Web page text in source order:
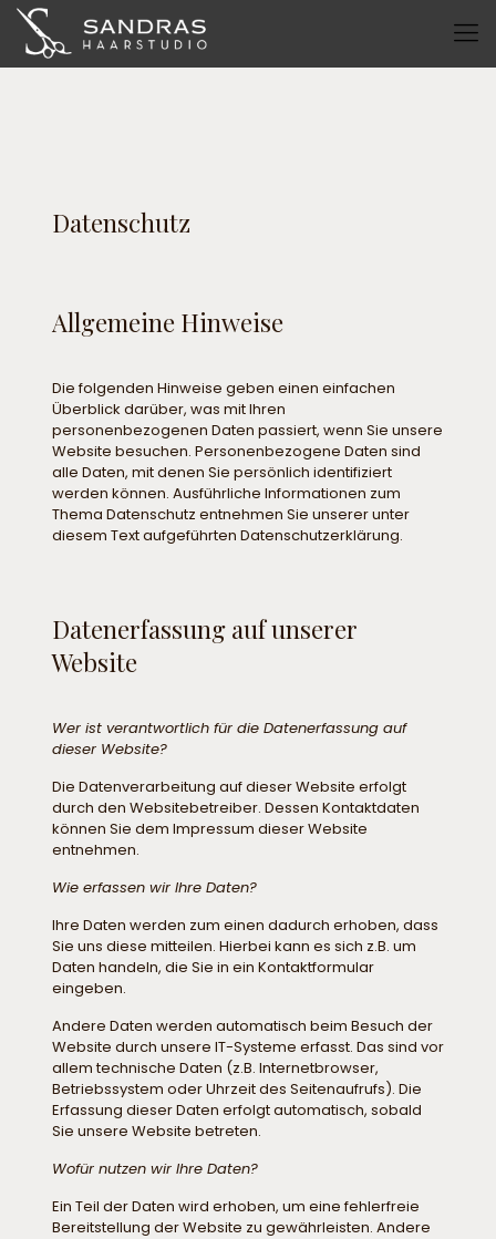
Datenschutz
Allgemeine Hinweise
Die folgenden Hinweise geben einen einfachen
Überblick darüber, was mit Ihren
personenbezogenen Daten passiert, wenn Sie unsere
Website besuchen. Personenbezogene Daten sind
alle Daten, mit denen Sie persönlich identifiziert
werden können. Ausführliche Informationen zum
Thema Datenschutz entnehmen Sie unserer unter
diesem Text aufgeführten Datenschutzerklärung.
Datenerfassung auf unserer
Website
Wer ist verantwortlich für die Datenerfassung auf
dieser Website?
Die Datenverarbeitung auf dieser Website erfolgt
durch den Websitebetreiber. Dessen Kontaktdaten
können Sie dem Impressum dieser Website
entnehmen.
Wie erfassen wir Ihre Daten?
Ihre Daten werden zum einen dadurch erhoben, dass
Sie uns diese mitteilen. Hierbei kann es sich z.B. um
Daten handeln, die Sie in ein Kontaktformular
eingeben.
Andere Daten werden automatisch beim Besuch der
Website durch unsere IT-Systeme erfasst. Das sind vor
allem technische Daten (z.B. Internetbrowser,
Betriebssystem oder Uhrzeit des Seitenaufrufs). Die
Erfassung dieser Daten erfolgt automatisch, sobald
Sie unsere Website betreten.
Wofür nutzen wir Ihre Daten?
Ein Teil der Daten wird erhoben, um eine fehlerfreie
Bereitstellung der Website zu gewährleisten. Andere